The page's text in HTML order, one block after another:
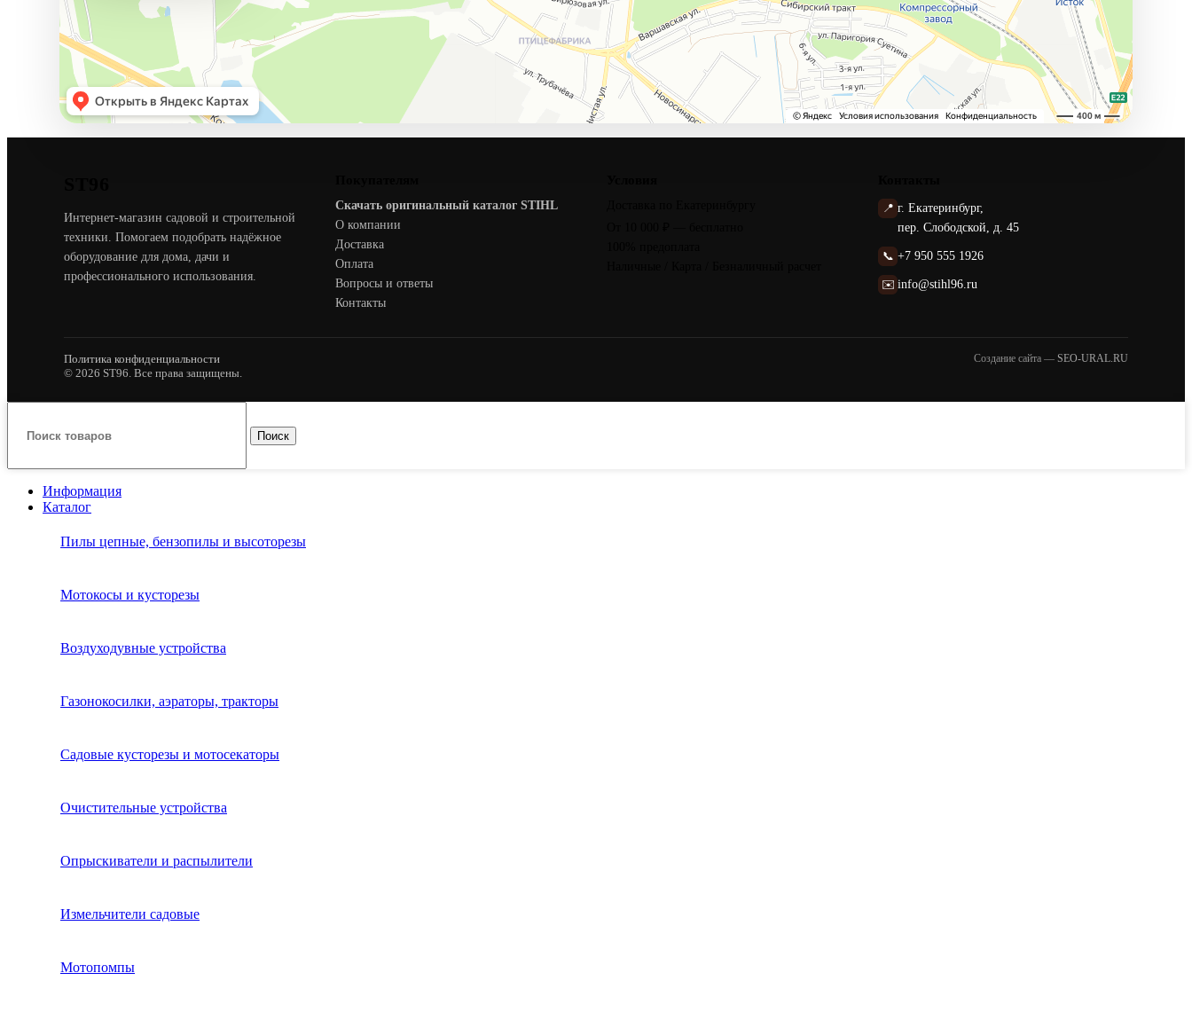
Интернет-магазин садовой и строительной
техники. Помогаем подобрать надёжное
оборудование для дома, дачи и
профессионального использования.
Скачать оригинальный каталог STIHL
О компании
Доставка
Оплата
Вопросы и ответы
Контакты
📍 г. Екатеринбург,
пер. Слободской, д. 45
📞 +7 950 555 1926
✉️ info@stihl96.ru
Политика конфиденциальности
© 2026 ST96. Все права защищены.
Создание сайта — SEO-URAL.RU
Поиск
Информация
Каталог
Пилы цепные, бензопилы и высоторезы
Мотокосы и кусторезы
Воздуходувные устройства
Газонокосилки, аэраторы, тракторы
Садовые кусторезы и мотосекаторы
Очистительные устройства
Опрыскиватели и распылители
Измельчители садовые
Мотопомпы